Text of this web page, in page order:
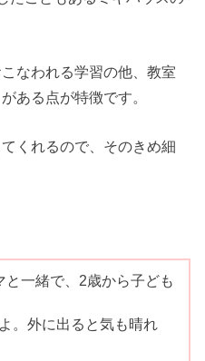
なわれる学習の他、教室
ある点が特徴です。
くれるので、そのきめ細
と一緒で、2歳から子ども
。外に出ると気も晴れ